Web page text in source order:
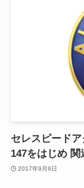
セレスピード
147をはじめ 関
2017年9月9日